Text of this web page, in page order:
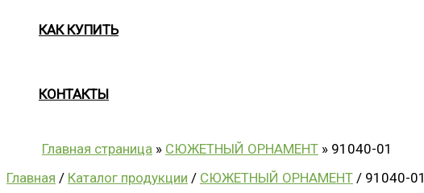
КАК КУПИТЬ
КОНТАКТЫ
Главная страница » СЮЖЕТНЫЙ ОРНАМЕНТ » 91040-01
Главная / Каталог продукции / СЮЖЕТНЫЙ ОРНАМЕНТ / 91040-01